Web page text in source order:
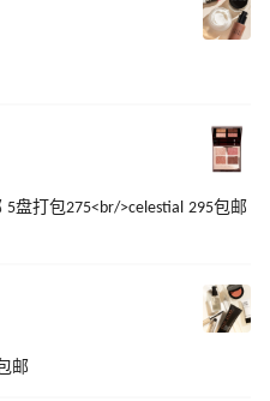
盘打包275<br/>celestial 295包邮
邮